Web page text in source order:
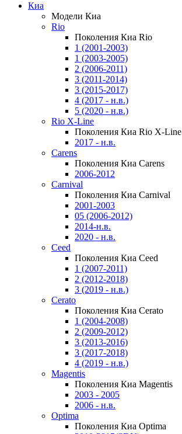
Киа
Модели Киа
Rio
Поколения Киа Rio
1 (2001-2003)
1 (2003-2005)
2 (2006-2011)
3 (2011-2014)
3 (2015-2017)
4 (2017 - н.в.)
5 (2020 - н.в.)
Rio X-Line
Поколения Киа Rio X-Line
2017 - н.в.
Carens
Поколения Киа Carens
2006-2012
Carnival
Поколения Киа Carnival
2001-2003
05 (2006-2012)
2014-н.в.
2020 - н.в.
Ceed
Поколения Киа Ceed
1 (2007-2011)
2 (2012-2018)
3 (2019 - н.в.)
Cerato
Поколения Киа Cerato
1 (2004-2008)
2 (2009-2012)
3 (2013-2016)
3 (2017-2018)
4 (2019 - н.в.)
Magentis
Поколения Киа Magentis
2003 - 2005
2006 - н.в.
Optima
Поколения Киа Optima